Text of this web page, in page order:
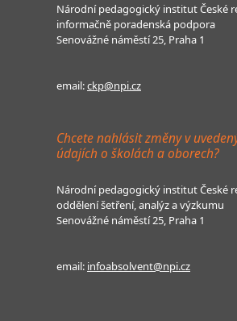
Národní pedagogický institut České
informačně poradenská podpora
Senovážné náměstí 25, Praha 1
email:ckp@npi.cz
Chcete nahlásit změny v
údajích o školách a oborech?
Národní pedagogický institut České
oddělení šetření, analýz a výzkumu
Senovážné náměstí 25, Praha 1
email: infoabsolvent@npi.cz